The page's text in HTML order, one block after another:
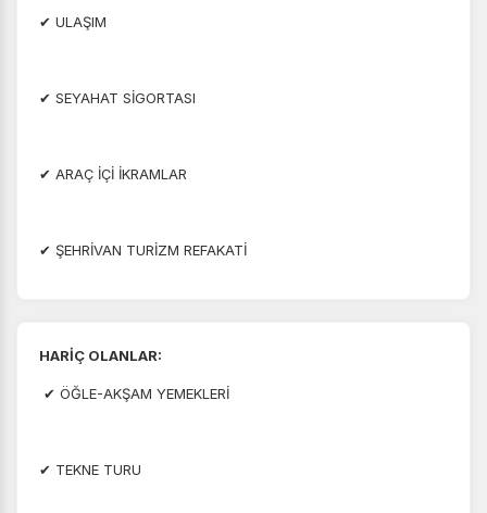
✔ ULAŞIM
✔ SEYAHAT SİGORTASI
✔ ARAÇ İÇİ İKRAMLAR
✔ ŞEHRİVAN TURİZM REFAKATİ
HARİÇ OLANLAR:
✔ ÖĞLE-AKŞAM YEMEKLERİ
✔ TEKNE TURU